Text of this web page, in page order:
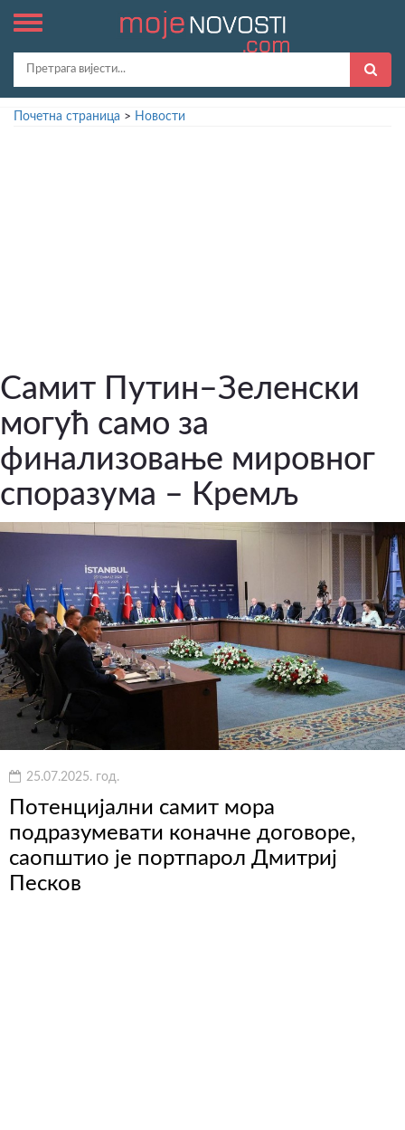
Почетна страница > Новости
Самит Путин–Зеленски
могућ само за
финализовање мировног
споразума – Кремљ
25.07.2025. год.
Потенцијални самит мора
подразумевати коначне договоре,
саопштио је портпарол Дмитриј
Песков